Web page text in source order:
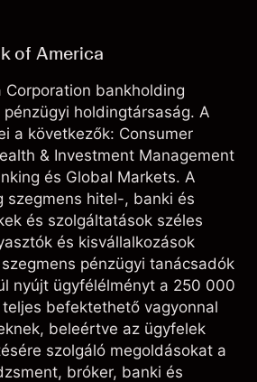
of America
Corporation bankholding
holdingtársaság. A
a következők: Consumer
& Investment Management
és Global Markets. A
szegmens hitel-, banki és
és szolgáltatások széles
és kisvállalkozások
pénzügyi tanácsadók
nyújt ügyfélélményt a 250 000
befektethető vagyonnal
beleértve az ügyfelek
szolgáló megoldásokat a
bróker, banki és